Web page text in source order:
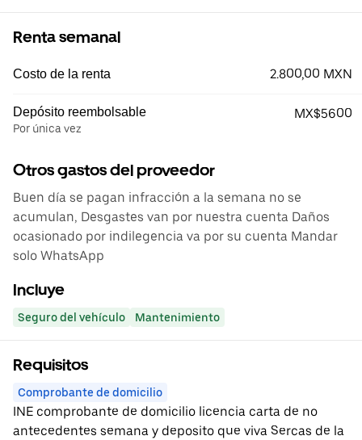
Renta semanal
Costo de la renta 2.800,00 MXN
Depósito reembolsable
Por única vez
MX$5600
Otros gastos del proveedor
Buen día se pagan infracción a la semana no se
acumulan, Desgastes van por nuestra cuenta Daños
ocasionado por indilegencia va por su cuenta Mandar
solo WhatsApp
Incluye
Seguro del vehículo Mantenimiento
Requisitos
Comprobante de domicilio
INE comprobante de domicilio licencia carta de no
antecedentes semana y deposito que viva Sercas de la